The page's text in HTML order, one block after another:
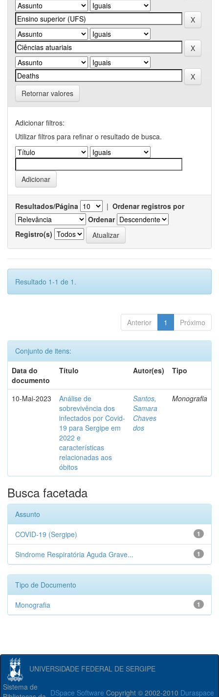
Retornar valores
Adicionar filtros:
Utilizar filtros para refinar o resultado de busca.
Resultados/Página | Ordenar registros por
Ordenar
Registro(s)
Resultado 1-1 de 1.
Anterior 1 Próximo
Conjunto de itens:
Data do
documento
Título Autor(es) Tipo
10-Mai-2023
Análise de
sobrevivência dos
infectados por Covid-
19 para Sergipe em
2022 e
características
relacionadas aos
óbitos
Santos,
Samara
Chaves
dos
Monografia
Busca facetada
Assunto
1
COVID-19 (Sergipe)
1
Sindrome Respiratória Aguda Grave...
Tipo de Documento
1
Monografia
UNIVERSIDADE FEDERAL DE SERGIPE
DSpace Software Copyright © 2002-2010 Duraspace
Sistema de